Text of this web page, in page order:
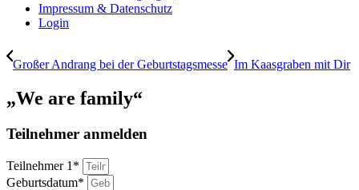
Impressum & Datenschutz
Login
Großer Andrang bei der Geburtstagsmesse Im Kaasgraben mit Dir
„We are family“
Teilnehmer anmelden
Teilnehmer 1*
Geburtsdatum*